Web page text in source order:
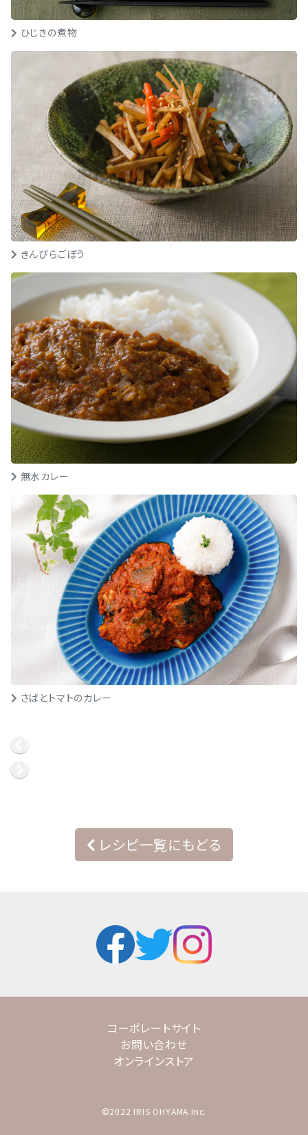
ひじきの煮物
きんぴらごぼう
無水カレー
さばとトマトのカレー
レシピ一覧にもどる
コーポレートサイト
お問い合わせ
オンラインストア
©2022 IRIS OHYAMA Inc.